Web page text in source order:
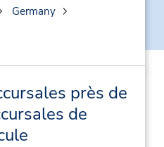
Germany
près de
de